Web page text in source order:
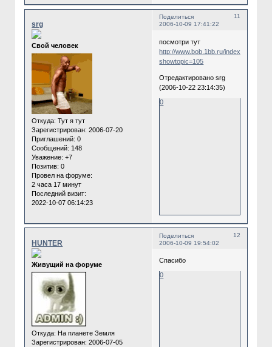
Поделиться
11
2006-10-09 17:41:22
srg
Cвой человек
Откуда: Тут я тут
Зарегистрирован: 2006-07-20
Приглашений: 0
Сообщений: 148
Уважение: +7
Позитив: 0
Провел на форуме:
2 часа 17 минут
Последний визит:
2022-10-07 06:14:23
посмотри тут
http://www.bob.1bb.ru/index.php?
showtopic=105
Отредактировано srg
(2006-10-22 23:14:35)
0
Поделиться
12
2006-10-09 19:54:02
HUNTER
Живущий на форуме
Откуда: На планете Земля
Зарегистрирован: 2006-07-05
Cпасибо
0